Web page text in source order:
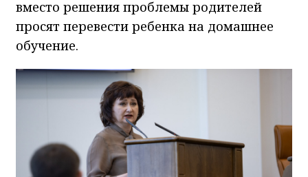
вместо решения проблемы родителей
просят перевести ребенка на домашнее
обучение.